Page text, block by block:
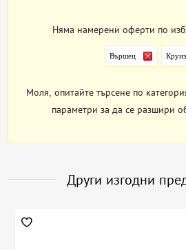
Няма намерени оферти по
Вършец Круиз
Моля, опитайте търсене по
параметри за да се разшири
Други изгодни